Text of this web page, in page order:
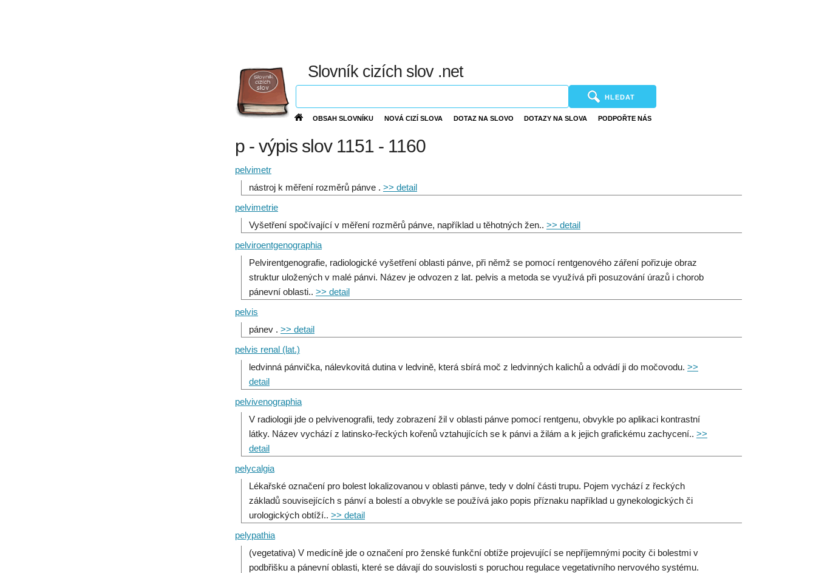
Slovník cizích slov .net
HLEDAT
OBSAH SLOVNÍKU NOVÁ CIZÍ SLOVA DOTAZ NA SLOVO DOTAZY NA SLOVA PODPOŘTE NÁS
p - výpis slov 1151 - 1160
pelvimetr
nástroj k měření rozměrů pánve . >> detail
pelvimetrie
Vyšetření spočívající v měření rozměrů pánve, například u těhotných žen.. >> detail
pelviroentgenographia
Pelvirentgenografie, radiologické vyšetření oblasti pánve, při němž se pomocí rentgenového záření pořizuje obraz
struktur uložených v malé pánvi. Název je odvozen z lat. pelvis a metoda se využívá při posuzování úrazů i chorob
pánevní oblasti.. >> detail
pelvis
pánev . >> detail
pelvis renal (lat.)
ledvinná pánvička, nálevkovitá dutina v ledvině, která sbírá moč z ledvinných kalichů a odvádí ji do močovodu. >>
detail
pelvivenographia
V radiologii jde o pelvivenografii, tedy zobrazení žil v oblasti pánve pomocí rentgenu, obvykle po aplikaci kontrastní
látky. Název vychází z latinsko‑řeckých kořenů vztahujících se k pánvi a žilám a k jejich grafickému zachycení.. >>
detail
pelycalgia
Lékařské označení pro bolest lokalizovanou v oblasti pánve, tedy v dolní části trupu. Pojem vychází z řeckých
základů souvisejících s pánví a bolestí a obvykle se používá jako popis příznaku například u gynekologických či
urologických obtíží.. >> detail
pelypathia
(vegetativa) V medicíně jde o označení pro ženské funkční obtíže projevující se nepříjemnými pocity či bolestmi v
podbřišku a pánevní oblasti, které se dávají do souvislosti s poruchou regulace vegetativního nervového systému.